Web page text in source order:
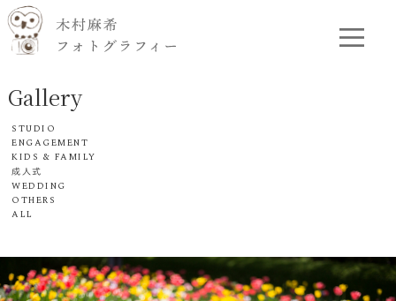
Gallery
STUDIO
ENGAGEMENT
KIDS & FAMILY
成人式
WEDDING
OTHERS
ALL